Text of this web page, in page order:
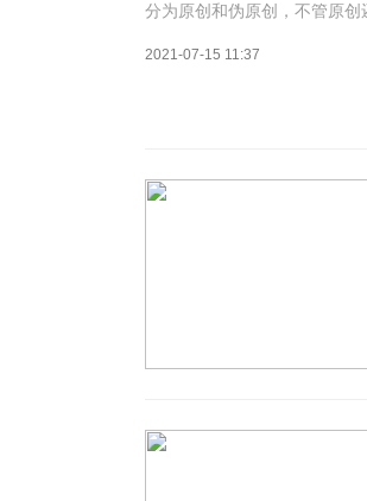
分为原创和伪原创，不管原
创内容的生产。做伪原创的
2021-07-15 11:37